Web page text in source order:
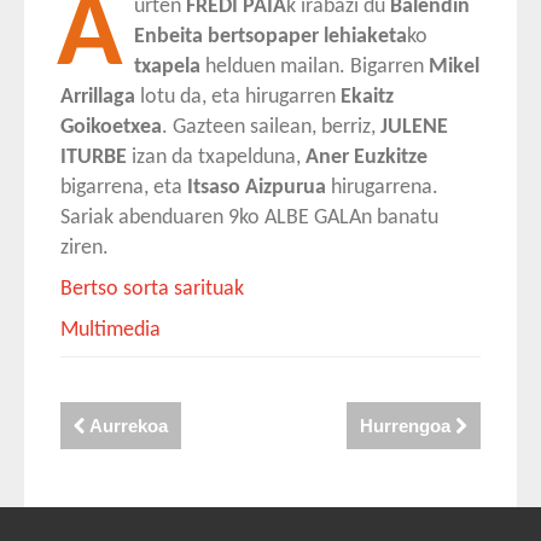
A urten FREDI PAIAk irabazi du Balendin
Enbeita bertsopaper lehiaketako
txapela helduen mailan. Bigarren Mikel
Arrillaga lotu da, eta hirugarren Ekaitz
Goikoetxea. Gazteen sailean, berriz, JULENE
ITURBE izan da txapelduna, Aner Euzkitze
bigarrena, eta Itsaso Aizpurua hirugarrena.
Sariak abenduaren 9ko ALBE GALAn banatu
ziren.
Bertso sorta sarituak
Multimedia
Aurrekoa Hurrengoa